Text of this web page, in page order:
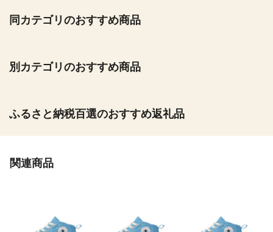
同カテゴリのおすすめ商品
別カテゴリのおすすめ商品
ふるさと納税百選のおすすめ返礼品
関連商品